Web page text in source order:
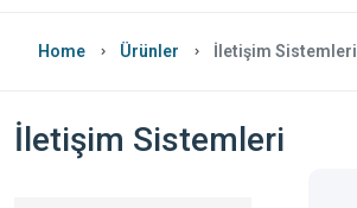
Home Ürünler İletişim Sistemleri
İletişim Sistemleri